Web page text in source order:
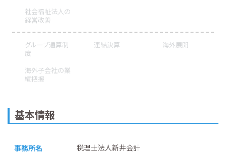
社会福祉法人の
経営改善
グループ通算制
度
連結決算 海外展開
海外子会社の業
績把握
基本情報
事務所名 税理士法人新井会計